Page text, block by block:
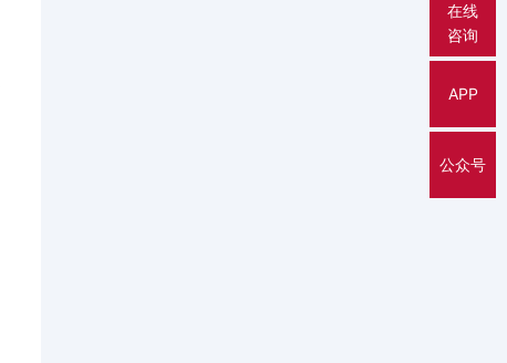
在线
咨询
APP
公众号